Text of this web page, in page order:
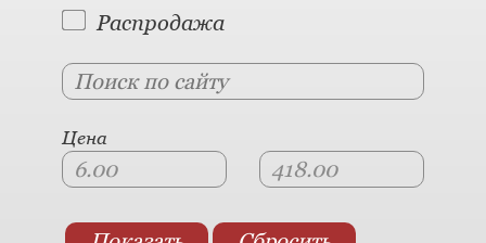
Распродажа
Цена